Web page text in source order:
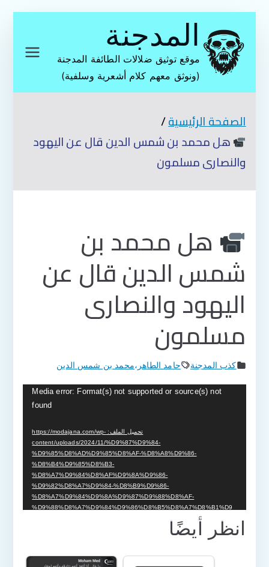
المحتوى
المدجنة
موقع توثيق ضلالات الطائفة المدجنة
(ونوثق معهم كلام أشعرية وسلفية)
الصفحة الرئيسية
هل محمد بن شمس الدين قال عن اليهود
والنصارى مسلمون
هل محمد بن
شمس الدين قال عن
اليهود والنصارى
مسلمون
كذب المدجنة حامد الطاهر ،محمد بن شمس الدين
مشغلMedia error: Format(s) not supported or source(s) not
found
تحميل الملف: https://modajana.com/wp-
content/uploads/2024/11/%D9%87%D9%84-
%D9%85%D8%AD%D9%85%D8%AF-%D8%A8%D9%86-
%D8%B4%D9%85%D8%B3-
%D8%A7%D9%84%D8%AF%D9%8A%D9%86-
%D9%82%D8%A7%D9%84-%D8%B9%D9%86-
%D8%A7%D9%84%D9%8A%D9%87%D9%88%D8%AF-
%D9%88%D8%A7%D9%84%D9%86%D8%B5%D8%A7%D8%B1%D9
%89-%D9%85%D8%B3%D9%84%D9%85%D9%88%D9%86.mp4?_=1
انظر أيضًا